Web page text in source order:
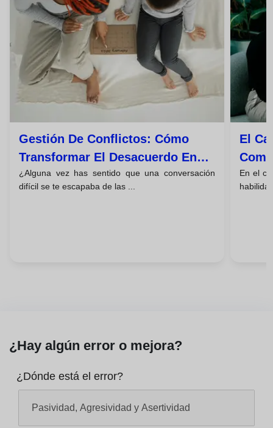
Gestión De Conflictos: Cómo
Transformar El Desacuerdo En
Oportunidad
¿Alguna vez has sentido que una conversación
difícil se te escapaba de las ...
El
En el
¿Hay algún error o mejora?
¿Dónde está el error?